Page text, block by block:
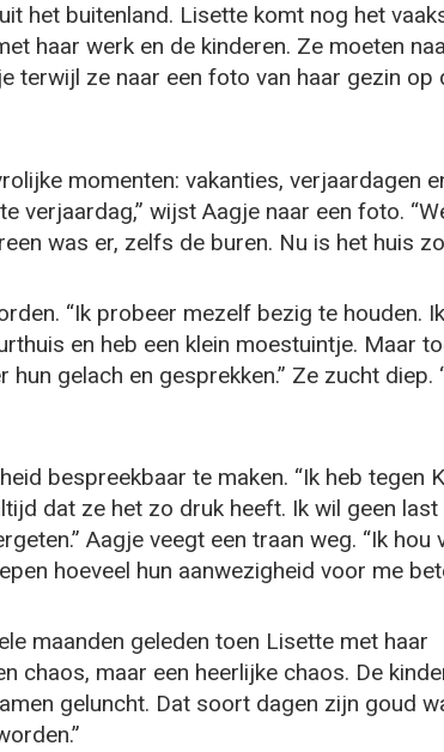
het buitenland. Lisette komt nog het
haar werk en de kinderen. Ze moeten
terwijl ze naar een foto van haar gezin op
momenten: vakanties, verjaardagen
verjaardag,” wijst Aagje naar een foto.
was er, zelfs de buren. Nu is het huis zo
“Ik probeer mezelf bezig te houden.
en heb een klein moestuintje. Maar
gelach en gesprekken.” Ze zucht diep.
bespreekbaar te maken. “Ik heb tegen
dat ze het zo druk heeft. Ik wil geen last
Aagje veegt een traan weg. “Ik hou
hoeveel hun aanwezigheid voor me
maanden geleden toen Lisette met haar
chaos, maar een heerlijke chaos. De
geluncht. Dat soort dagen zijn goud